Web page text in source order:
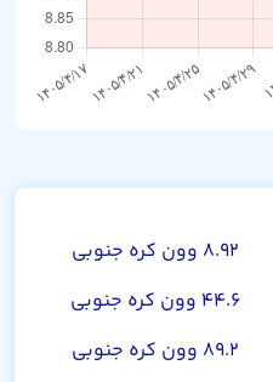
۸.۹۲ وون کره جنوبی
۴۴.۶ وون کره جنوبی
۸۹.۲ وون کره جنوبی